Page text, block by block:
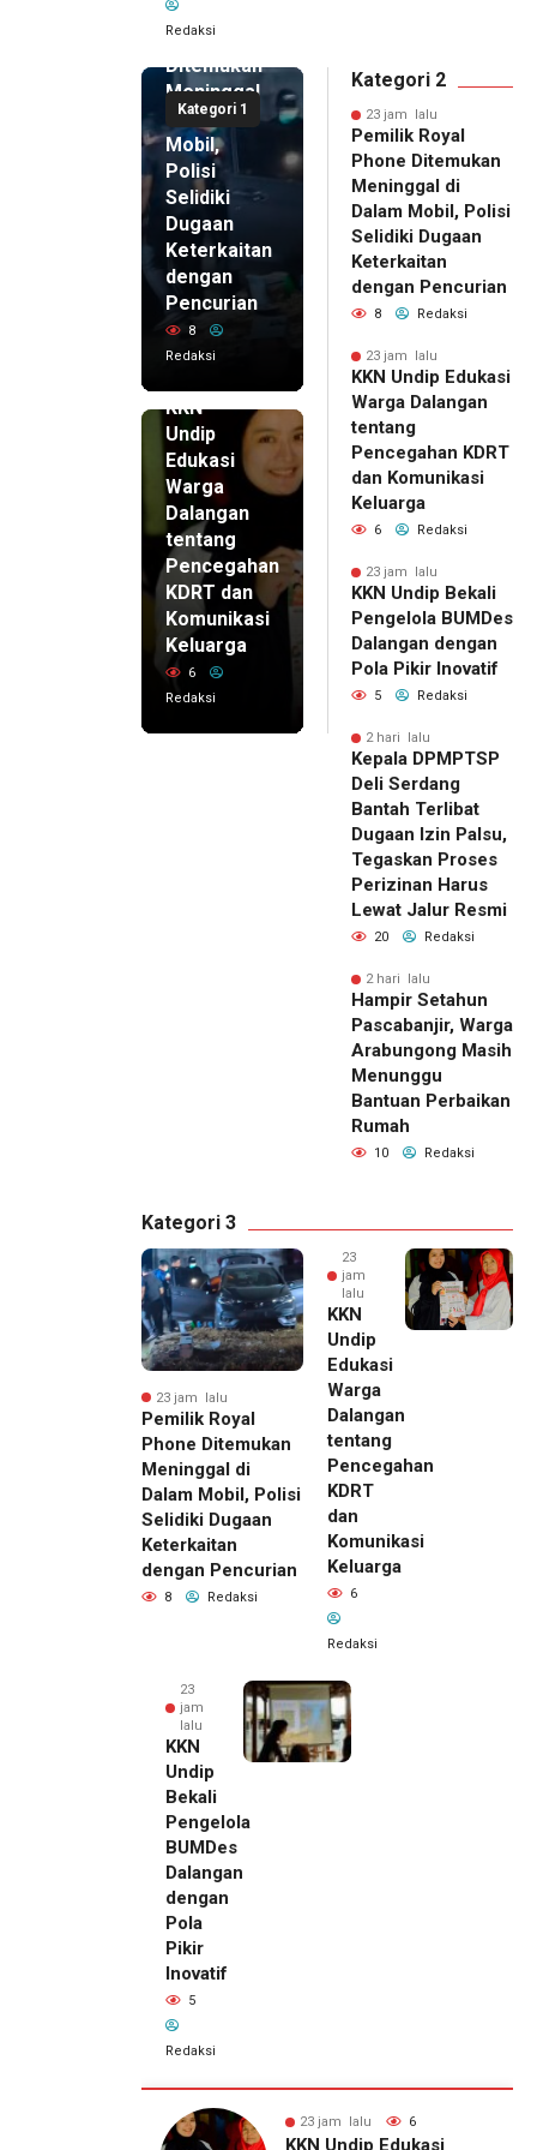
Redaksi
Kategori 1
Royal
Phone
Ditemukan
Meninggal
di Dalam
Mobil,
Polisi
Selidiki
Dugaan
Keterkaitan
dengan
Pencurian
8
Redaksi
KKN
Undip
Edukasi
Warga
Dalangan
tentang
Pencegahan
KDRT dan
Komunikasi
Keluarga
6
Redaksi
Kategori 2
23 jam lalu
Pemilik Royal
Phone Ditemukan
Meninggal di
Dalam Mobil, Polisi
Selidiki Dugaan
Keterkaitan
dengan Pencurian
8 Redaksi
23 jam lalu
KKN Undip Edukasi
Warga Dalangan
tentang
Pencegahan KDRT
dan Komunikasi
Keluarga
6 Redaksi
23 jam lalu
KKN Undip Bekali
Pengelola BUMDes
Dalangan dengan
Pola Pikir Inovatif
5 Redaksi
2 hari lalu
Kepala DPMPTSP
Deli Serdang
Bantah Terlibat
Dugaan Izin Palsu,
Tegaskan Proses
Perizinan Harus
Lewat Jalur Resmi
20 Redaksi
2 hari lalu
Hampir Setahun
Pascabanjir, Warga
Arabungong Masih
Menunggu
Bantuan Perbaikan
Rumah
10 Redaksi
Kategori 3
23 jam lalu
Pemilik Royal
Phone Ditemukan
Meninggal di
Dalam Mobil, Polisi
Selidiki Dugaan
Keterkaitan
dengan Pencurian
8 Redaksi
23
jam
lalu
KKN
Undip
Edukasi
Warga
Dalangan
tentang
Pencegahan
KDRT
dan
Komunikasi
Keluarga
6
Redaksi
23
jam
lalu
KKN
Undip
Bekali
Pengelola
BUMDes
Dalangan
dengan
Pola
Pikir
Inovatif
5
Redaksi
23 jam lalu 5
23 jam lalu